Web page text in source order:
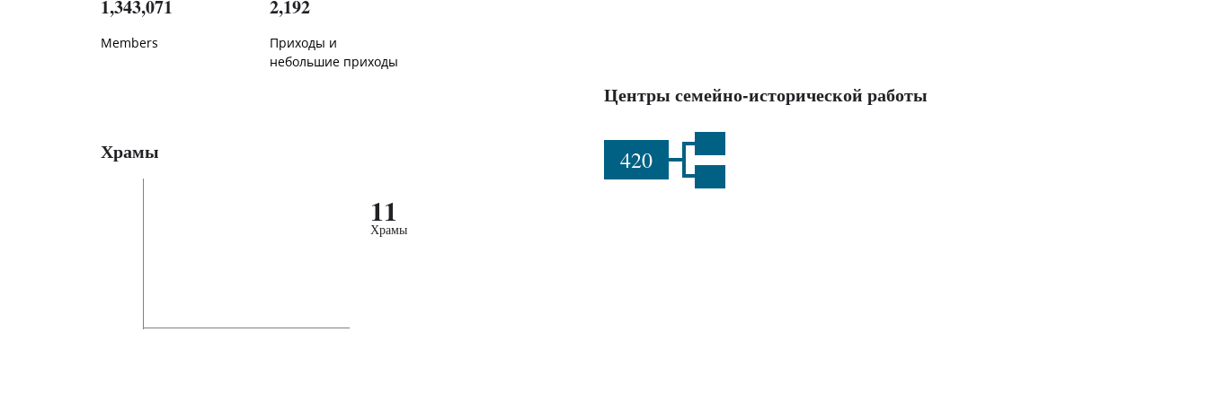
1,343,071
Members
2,192
Приходы и
небольшие приходы
Центры семейно-исторической работы
420
Храмы
11
Храмы